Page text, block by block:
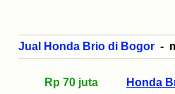
Jual Honda Brio di Bogor -
Rp 70 juta
Honda